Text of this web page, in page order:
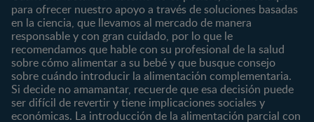
12 a 24 meses
Desde 2 años
Preescolar
Escolar
Marcas Productos
para ofrecer nuestro apoyo a través de soluciones basadas
en la ciencia, que llevamos al mercado de manera
responsable y con gran cuidado, por lo que le
recomendamos que hable con su profesional de la salud
sobre cómo alimentar a su bebé y que busque consejo
sobre cuándo introducir la alimentación complementaria.
Si decide no amamantar, recuerde que esa decisión puede
ser difícil de revertir y tiene implicaciones sociales y
económicas. La introducción de la alimentación parcial con